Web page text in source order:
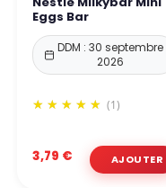
Eggs Bar
DDM : 30 septembre
2026
(1)
3,79 €